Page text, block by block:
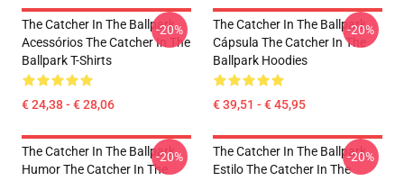
The Catcher In The Ballpark
Acessórios The Catcher In The
Ballpark T-Shirts
€ 24,38 - € 28,06
-20%
The Catcher In The Ballpark
Cápsula The Catcher In The
Ballpark Hoodies
€ 39,51 - € 45,95
-20%
The Catcher In The Ballpark
Humor The Catcher In The
-20%
The Catcher In The Ballpark
Estilo The Catcher In The
-20%